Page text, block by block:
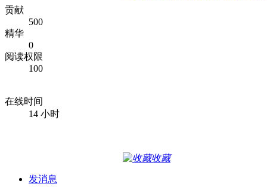
贡献
500
精华
0
阅读权限
100
在线时间
14 小时
发消息
收藏